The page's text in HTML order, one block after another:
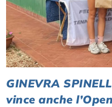
GINEVRA
vince anche